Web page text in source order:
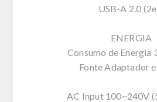
USB-A 2.0
ENERGIA
Consumo de Energia
Fonte Adaptador
AC Input 100~240V